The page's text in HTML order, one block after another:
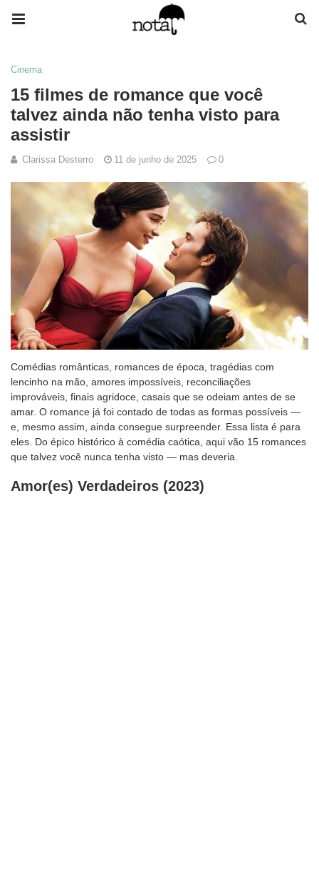
Cinema
15 filmes de romance que você
talvez ainda não tenha visto para
assistir
Clarissa Desterro 11 de junho de 2025 0
Comédias românticas, romances de época, tragédias com
lencinho na mão, amores impossíveis, reconciliações
improváveis, finais agridoce, casais que se odeiam antes de se
amar. O romance já foi contado de todas as formas possíveis —
e, mesmo assim, ainda consegue surpreender. Essa lista é para
eles. Do épico histórico à comédia caótica, aqui vão 15 romances
que talvez você nunca tenha visto — mas deveria.
Amor(es) Verdadeiros (2023)